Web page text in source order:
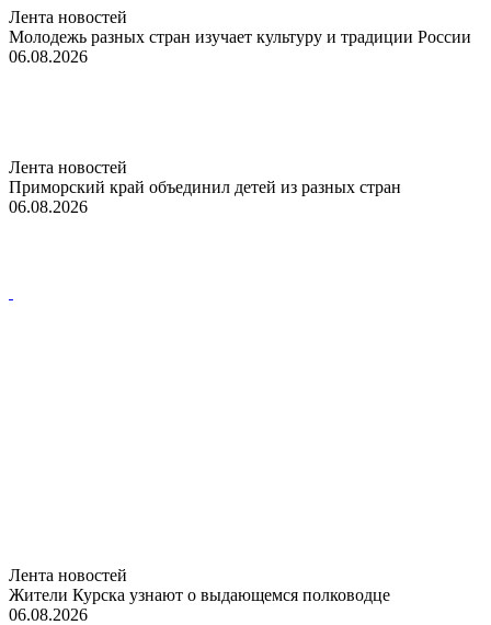
Лента новостей
Молодежь разных стран изучает культуру и традиции России
06.08.2026
Лента новостей
Приморский край объединил детей из разных стран
06.08.2026
Лента новостей
Жители Курска узнают о выдающемся полководце
06.08.2026